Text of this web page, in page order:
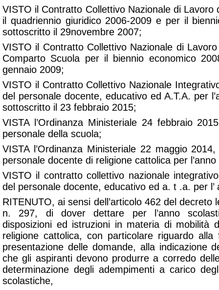
VISTO il Contratto Collettivo Nazionale di Lavoro
il quadriennio giuridico 2006-2009 e per il
sottoscritto il 29novembre 2007;
VISTO il Contratto Collettivo Nazionale di
Comparto Scuola per il biennio economico
gennaio 2009;
VISTO il Contratto Collettivo Nazionale
del personale docente, educativo ed A.T.A. per
sottoscritto il 23 febbraio 2015;
VISTA l’Ordinanza Ministeriale 24 febbraio
personale della scuola;
VISTA l’Ordinanza Ministeriale 22 maggio
personale docente di religione cattolica per
VISTO il contratto collettivo nazionale
del personale docente, educativo ed a. t .a. per l’
RITENUTO, ai sensi dell’articolo 462 del decreto
n. 297, di dover dettare per l’anno
disposizioni ed istruzioni in materia di mobilità
religione cattolica, con particolare riguardo
presentazione delle domande, alla indicazione
che gli aspiranti devono produrre a corredo
determinazione degli adempimenti a carico
scolastiche,